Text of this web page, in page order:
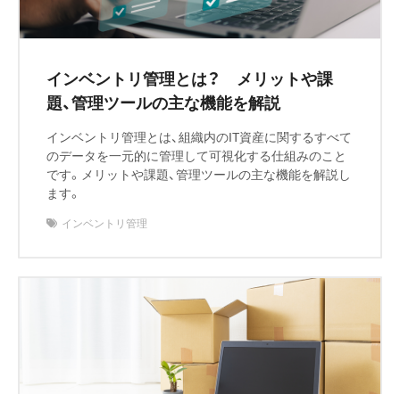
インベントリ管理とは？ メリットや課
題、管理ツールの主な機能を解説
インベントリ管理とは、組織内のIT資産に関するすべて
のデータを一元的に管理して可視化する仕組みのこと
です。メリットや課題、管理ツールの主な機能を解説し
ます。
インベントリ管理